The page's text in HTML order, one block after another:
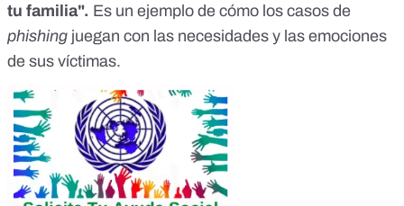
tu familia". Es un ejemplo de cómo los casos de
phishing juegan con las necesidades y las emociones
de sus víctimas.